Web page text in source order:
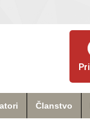
Članstvo